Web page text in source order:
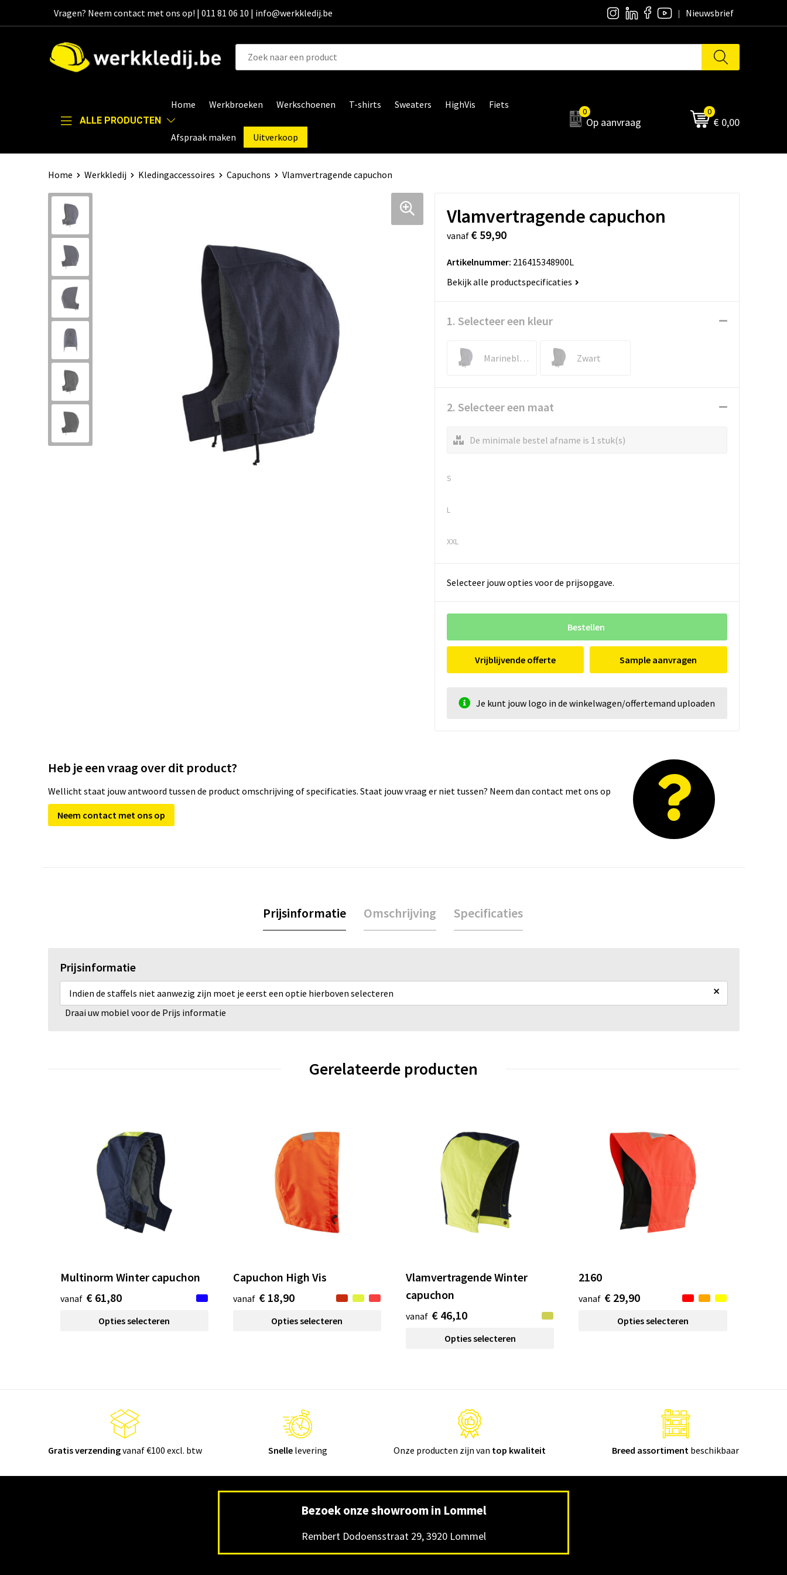
Vragen? Neem contact met ons op! | 011 81 06 10 | info@werkkledij.be Nieuwsbrief
ALLE PRODUCTEN
Home Werkbroeken Werkschoenen T-shirts Sweaters HighVis Fiets
Afspraak maken Uitverkoop
0
Op aanvraag
0
€ 0,00
Home Werkkledij Kledingaccessoires Capuchons Vlamvertragende capuchon
Vlamvertragende capuchon
vanaf € 59,90
Artikelnummer: 216415348900L
Bekijk alle productspecificaties
1. Selecteer een kleur
Marineblauw Zwart
2. Selecteer een maat
De minimale bestel afname is 1 stuk(s)
S
L
XXL
Selecteer jouw opties voor de prijsopgave.
Bestellen
Vrijblijvende offerte Sample aanvragen
Je kunt jouw logo in de winkelwagen/offertemand uploaden
Heb je een vraag over dit product?
Wellicht staat jouw antwoord tussen de product omschrijving of specificaties. Staat jouw vraag er niet tussen? Neem dan contact met ons op
Neem contact met ons op
Prijsinformatie Omschrijving Specificaties
Prijsinformatie
Indien de staffels niet aanwezig zijn moet je eerst een optie hierboven selecteren ×
Draai uw mobiel voor de Prijs informatie
Gerelateerde producten
Multinorm Winter capuchon
vanaf € 61,80
Opties selecteren
Capuchon High Vis
vanaf € 18,90
Opties selecteren
Vlamvertragende Winter
capuchon
vanaf € 46,10
Opties selecteren
2160
vanaf € 29,90
Opties selecteren
Gratis verzendingvanaf €100 excl. btw Snellelevering Onze producten zijn van top kwaliteit Breed assortiment beschikbaar
Bezoek onze showroom in Lommel
Rembert Dodoensstraat 29, 3920 Lommel